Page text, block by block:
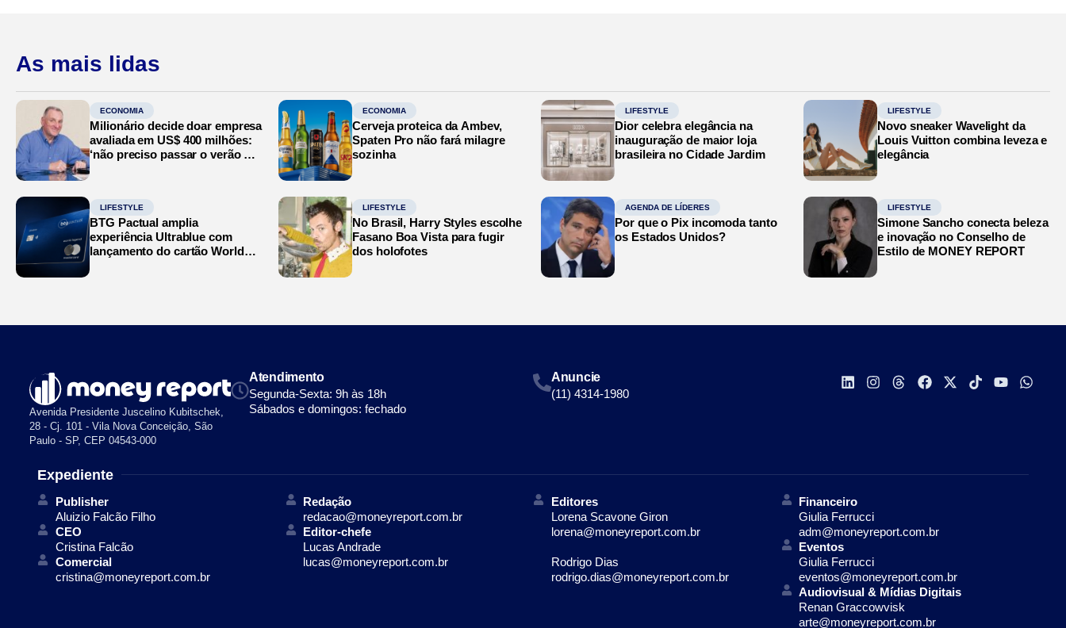
As mais lidas
ECONOMIA
Milionário decide doar empresa
avaliada em US$ 400 milhões:
‘não preciso passar o verão no
ECONOMIA
Cerveja proteica da Ambev,
Spaten Pro não fará milagre
sozinha
LIFESTYLE
Dior celebra elegância na
inauguração de maior loja
brasileira no Cidade Jardim
LIFESTYLE
Novo sneaker Wavelight da
Louis Vuitton combina leveza e
elegância
LIFESTYLE
BTG Pactual amplia
experiência Ultrablue com
lançamento do cartão World
LIFESTYLE
No Brasil, Harry Styles escolhe
Fasano Boa Vista para fugir
dos holofotes
AGENDA DE LÍDERES
Por que o Pix incomoda tanto
os Estados Unidos?
LIFESTYLE
Simone Sancho conecta beleza
e inovação no Conselho de
Estilo de MONEY REPORT
Avenida Presidente Juscelino Kubitschek,
28 - Cj. 101 - Vila Nova Conceição, São
Paulo - SP, CEP 04543-000
Atendimento
Segunda-Sexta: 9h às 18h
Sábados e domingos: fechado
Anuncie
(11) 4314-1980
Expediente
Publisher
Aluizio Falcão Filho
CEO
Cristina Falcão
Comercial
cristina@moneyreport.com.br
Redação
redacao@moneyreport.com.br
Editor-chefe
Lucas Andrade
lucas@moneyreport.com.br
Editores
Lorena Scavone Giron
lorena@moneyreport.com.br
Rodrigo Dias
rodrigo.dias@moneyreport.com.br
Financeiro
Giulia Ferrucci
adm@moneyreport.com.br
Eventos
Giulia Ferrucci
eventos@moneyreport.com.br
Audiovisual & Mídias Digitais
Renan Graccowvisk
arte@moneyreport.com.br